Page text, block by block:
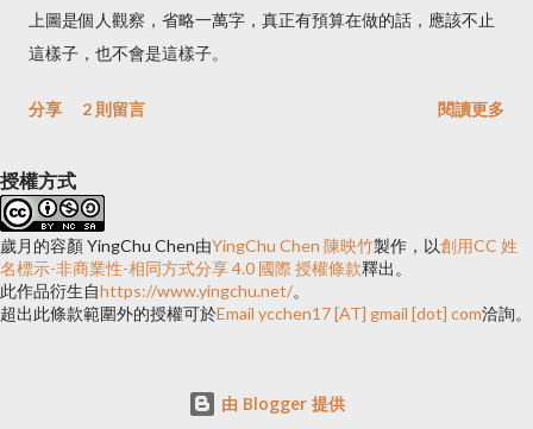
一個重新裝，上個星期幾乎每天都弄到天亮才睡，只為了整理這
個blog。也因為之前在blog裡放了technorati的分類，所以還要修
改以前的文章，把它們加入technorati，還有裡面的語法要更
為blogger系統在feed接受上的更新，所以還有四個東西沒加進
去，分別是最近的文章（Recent Post）、Comments（目前是用
別人寫的widget）還有GVO的feed訂閱顯示、Beauty-Beta的訂
閱顯示也都還沒放上去。 在Feed訂閱上，以前bl...
上圖是個人觀察，省略一萬字，真正有預算在做的話，應該不止
這樣子，也不會是這樣子。
分享 2 則留言 閱讀更多
授權方式
歲月的容顏 YingChu Chen由YingChu Chen 陳映竹製作，以創用CC 姓
名標示-非商業性-相同方式分享 4.0 國際 授權條款釋出。
此作品衍生自https://www.yingchu.net/。
超出此條款範圍外的授權可於Email ycchen17 [AT] gmail [dot] com洽詢。
由 Blogger 提供